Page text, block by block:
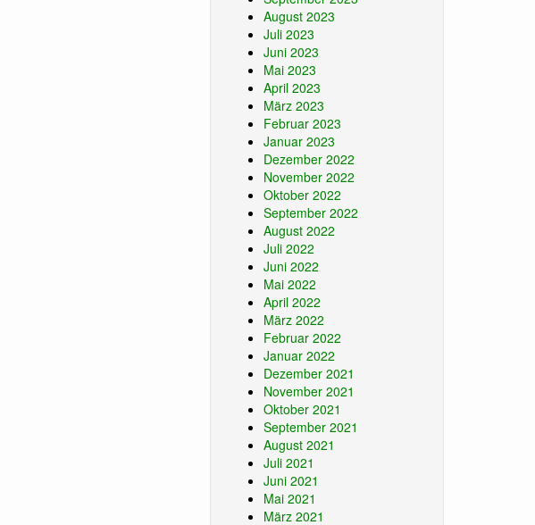
August 2023
Juli 2023
Juni 2023
Mai 2023
April 2023
März 2023
Februar 2023
Januar 2023
Dezember 2022
November 2022
Oktober 2022
September 2022
August 2022
Juli 2022
Juni 2022
Mai 2022
April 2022
März 2022
Februar 2022
Januar 2022
Dezember 2021
November 2021
Oktober 2021
September 2021
August 2021
Juli 2021
Juni 2021
Mai 2021
März 2021